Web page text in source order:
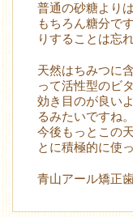
普通の砂糖より
もちろん糖分で
りすることは忘
天然はちみつに
って活性型のビ
効き目のが良い
るみたいですね。
今後もっとこの
とに積極的に使
青山アール矯